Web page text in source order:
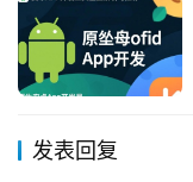
发表回复